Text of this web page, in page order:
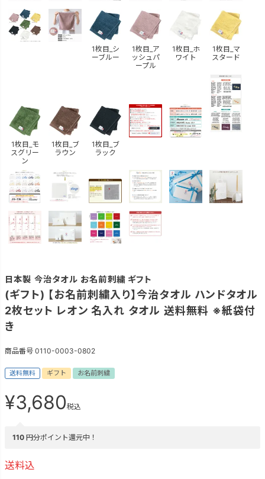
1枚目_シ
ーブルー
1枚目_ア
ッシュパ
ープル
1枚目_ホ
ワイト
1枚目_マ
スタード
1枚目_モ
スグリー
ン
1枚目_ブ
ラウン
1枚目_ブ
ラック
日本製 今治タオル お名前刺繍 ギフト
(ギフト) 【お名前刺繍入り】今治タオル ハンドタオル
2枚セット レオン 名入れ タオル 送料無料 ※紙袋付
き
商品番号 0110-0003-0802
送料無料 ギフト お名前刺繍
¥3,680税込
110 円分ポイント還元中！
送料込